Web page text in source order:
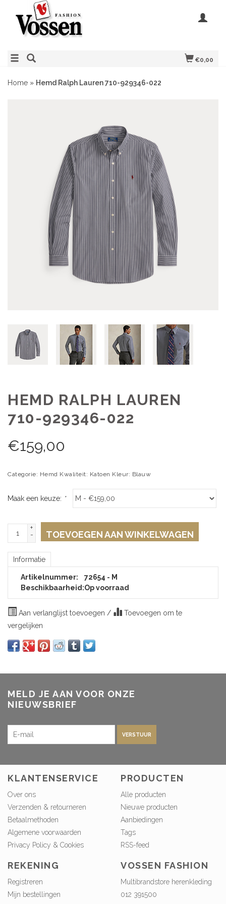
€0,00
Home » Hemd Ralph Lauren 710-929346-022
HEMD RALPH LAUREN
710-929346-022
€159,00
Categorie: Hemd Kwaliteit: Katoen Kleur: Blauw
Maak een keuze: *
+
-
TOEVOEGEN AAN WINKELWAGEN
Informatie
Artikelnummer:
72654 - M
Beschikbaarheid:Op voorraad
Aan verlanglijst toevoegen /
Toevoegen om te
vergelijken
MELD JE AAN VOOR ONZE
NIEUWSBRIEF
VERSTUUR
KLANTENSERVICE
Over ons
Verzenden & retourneren
Betaalmethoden
Algemene voorwaarden
Privacy Policy & Cookies
PRODUCTEN
Alle producten
Nieuwe producten
Aanbiedingen
Tags
RSS-feed
REKENING
Registreren
Mijn bestellingen
VOSSEN FASHION
Multibrandstore herenkleding
012 391500